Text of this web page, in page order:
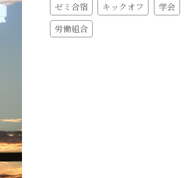
ゼミ合宿
キックオフ
学会
労働組合